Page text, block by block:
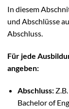
In diesem
und Abschlüsse
Abschluss.
Für jede
angeben:
Abschluss:Z.B.
Bachelor of